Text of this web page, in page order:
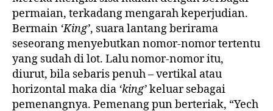
permaian, terkadang mengarah keperjudian.
Bermain ‘King’, suara lantang berirama
seseorang menyebutkan nomor-nomor tertentu
yang sudah di lot. Lalu nomor-nomor itu,
diurut, bila sebaris penuh – vertikal atau
horizontal maka dia ‘king’keluar sebagai
pemenangnya. Pemenang pun berteriak, “Yech